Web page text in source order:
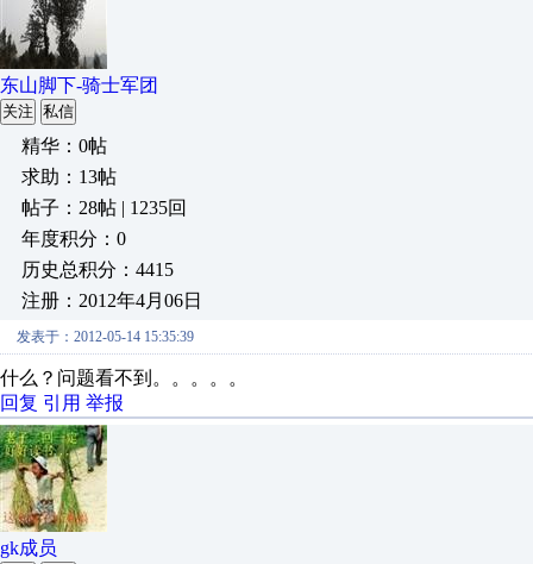
东山脚下-骑士军团
关注 私信
精华：0帖
求助：13帖
帖子：28帖 | 1235回
年度积分：0
历史总积分：4415
注册：2012年4月06日
发表于：2012-05-14 15:35:39
什么？问题看不到。。。。。
回复 引用 举报
gk成员